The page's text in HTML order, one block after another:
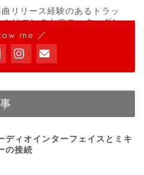
リリース経験のあるトラッ
はエレクトロニック、ダン
やDJなど、現場での経験
活動を通して得た知識をも
発信します。
me ／
ディオインターフェイスとミキ
の接続